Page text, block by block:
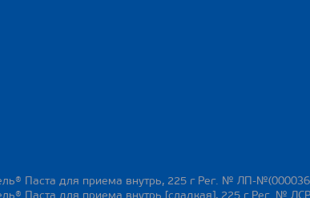
Паста для приема внутрь, 225 г Рег. № ЛП-